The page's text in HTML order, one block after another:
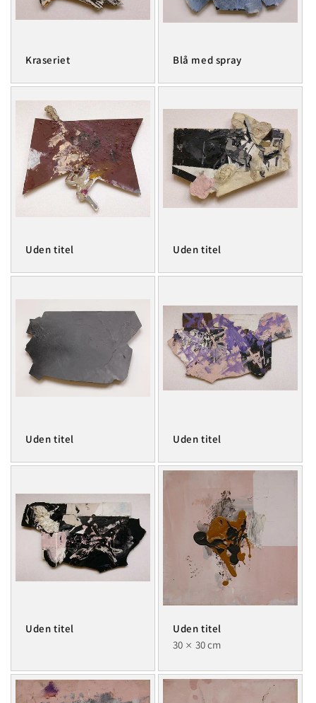
Kraseriet Blå med spray
Uden titel Uden titel
Uden titel Uden titel
Uden titel
Uden titel
30
30 cm